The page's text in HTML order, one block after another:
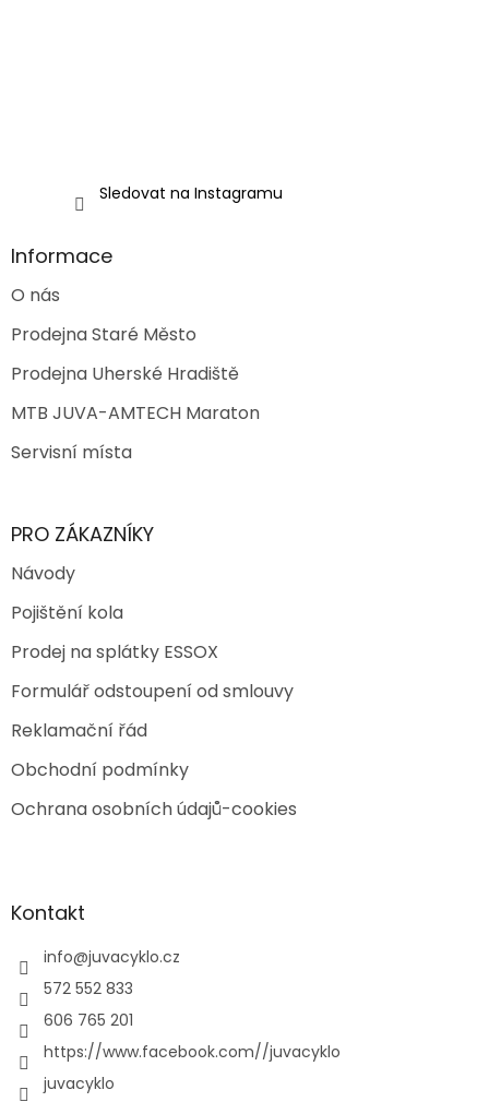
Sledovat na Instagramu
Informace
O nás
Prodejna Staré Město
Prodejna Uherské Hradiště
MTB JUVA-AMTECH Maraton
Servisní místa
PRO ZÁKAZNÍKY
Návody
Pojištění kola
Prodej na splátky ESSOX
Formulář odstoupení od smlouvy
Reklamační řád
Obchodní podmínky
Ochrana osobních údajů-cookies
Kontakt
info@juvacyklo.cz
572 552 833
606 765 201
https://www.facebook.com//juvacyklo
juvacyklo